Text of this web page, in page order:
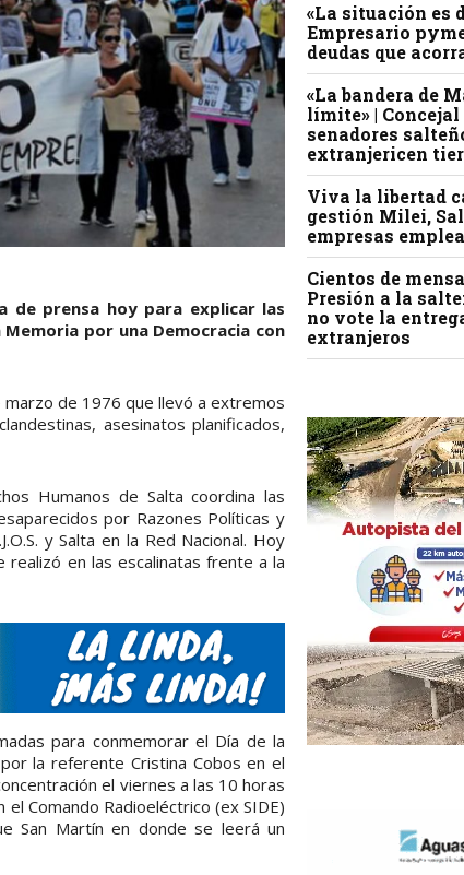
de prensa hoy para explicar las
por una Democracia con
de 1976 que llevó a extremos
asesinatos planificados,
Humanos de Salta coordina las
por Razones Políticas y
y Salta en la Red Nacional. Hoy
realizó en las escalinatas frente a la
para conmemorar el Día de la
la referente Cristina Cobos en el
el viernes a las 10 horas
el Comando Radioeléctrico (ex SIDE)
San Martín en donde se leerá un
«La situación es
Empresario
deudas que
«La bandera de
límite» |
senadores
extranjericen
Viva la libertad
gestión Milei,
empresas
Cientos de
Presión a la
no vote la
extranjeros